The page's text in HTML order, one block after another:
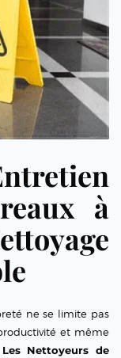
à
ne se limite pas
et même
Les Nettoyeurs de